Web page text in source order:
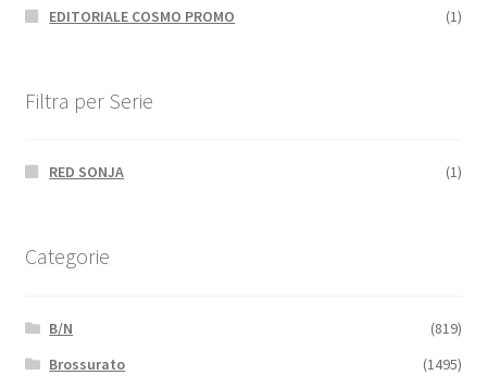
EDITORIALE COSMO PROMO
(1)
Filtra per Serie
RED SONJA (1)
Categorie
B/N
(819)
Brossurato
(1495)